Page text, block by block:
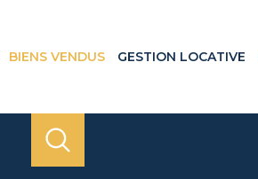
BIENS VENDUS GESTION LOCATIVE